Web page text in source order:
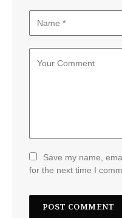
Save my name,
for the next time I